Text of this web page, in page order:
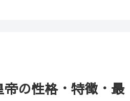
の性格・特徴・最